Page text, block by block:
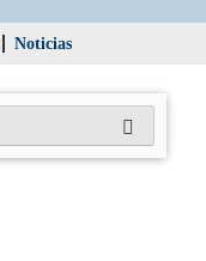
Noticias